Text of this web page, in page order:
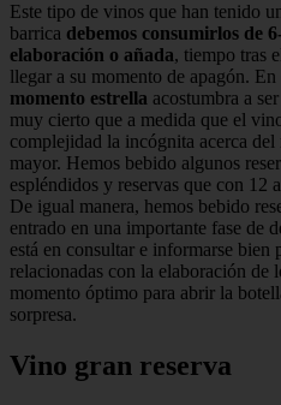
Este tipo de vinos que han tenido
barrica debemos consumirlos de
elaboración o añada, tiempo tras
llegar a su momento de apagón.
momento estrella acostumbra a
muy cierto que a medida que el
complejidad la incógnita acerca
mayor. Hemos bebido algunos
espléndidos y reservas que con 12
De igual manera, hemos bebido
entrado en una importante fase de
está en consultar e informarse
relacionadas con la elaboración de
momento óptimo para abrir la
sorpresa.
Vino gran reserva